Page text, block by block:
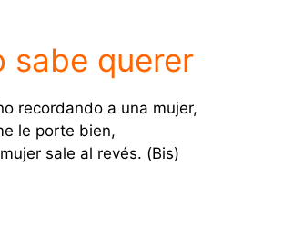
sabe querer
recordando a una mujer,
le porte bien,
sale al revés. (Bis)